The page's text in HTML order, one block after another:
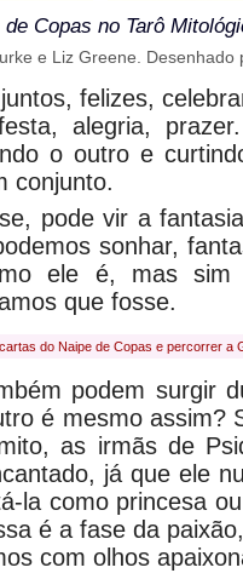
de Copas no Tarô
e Liz Greene. Desenhado
felizes,
alegria,
o outro e
conjunto.
pode vir a
sonhar,
ele é, mas sim
que fosse.
do Naipe de Copas e percorrer a
podem surgir
é mesmo assim?
as irmãs de
já que ele
la como princesa
é a fase da
com olhos